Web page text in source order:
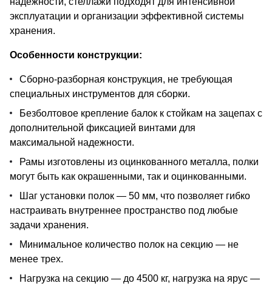
эксплуатации и организации эффективной системы
хранения.
Особенности конструкции:
Сборно-разборная конструкция, не требующая
специальных инструментов для сборки.
Безболтовое крепление балок к стойкам на зацепах с
дополнительной фиксацией винтами для
максимальной надежности.
Рамы изготовлены из оцинкованного металла, полки
могут быть как окрашенными, так и оцинкованными.
Шаг установки полок — 50 мм, что позволяет гибко
настраивать внутреннее пространство под любые
задачи хранения.
Минимальное количество полок на секцию — не
менее трех.
Нагрузка на секцию — до 4500 кг, нагрузка на ярус —